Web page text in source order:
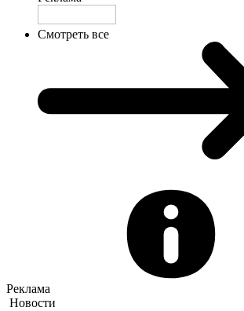
Смотреть все
Реклама
Новости